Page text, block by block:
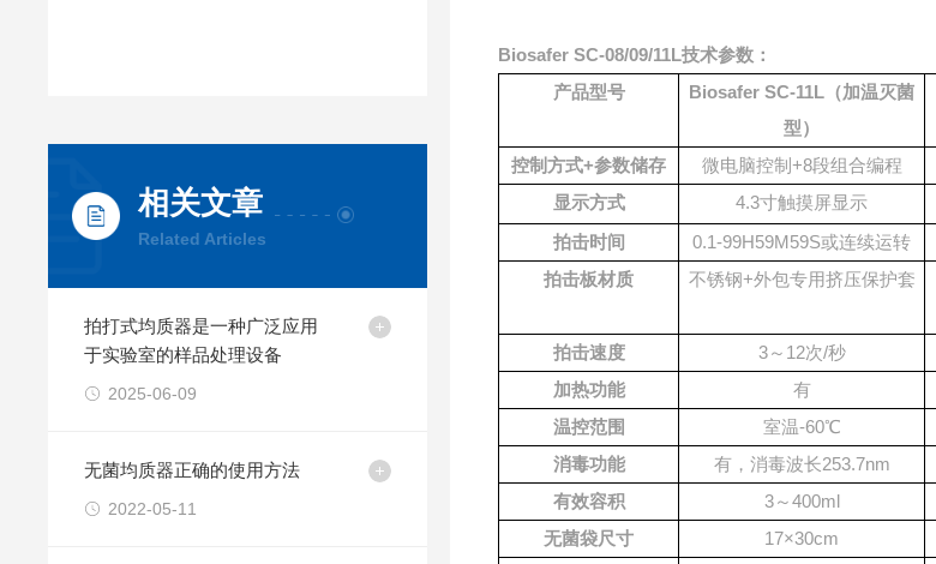
相关文章
Related Articles
拍打式均质器是一种广泛应用
于实验室的样品处理设备
2025-06-09
无菌均质器正确的使用方法
2022-05-11
Biosafer SC-08/09/11L技术参数：
产品型号
Biosafer SC-11L（加温灭菌
型）
控制方式+参数储存 微电脑控制+8段组合编程
显示方式
4.3寸触摸屏显示
拍击时间
0.1-99H59M59S或连续运转
拍击板材质
不锈钢+外包专用挤压保护套
拍击速度 3～12次/秒
加热功能
有
温控范围
室温-60℃
消毒功能
有，消毒波长253.7nm
有效容积
3～400ml
无菌袋尺寸
17×30cm